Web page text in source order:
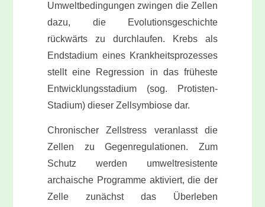
Umweltbedingungen zwingen die Zellen
dazu, die Evolutionsgeschichte
rückwärts zu durchlaufen. Krebs als
Endstadium eines Krankheitsprozesses
stellt eine Regression in das früheste
Entwicklungsstadium (sog. Protisten-
Stadium) dieser Zellsymbiose dar.
Chronischer Zellstress veranlasst die
Zellen zu Gegenregulationen. Zum
Schutz werden umweltresistente
archaische Programme aktiviert, die der
Zelle zunächst das Überleben